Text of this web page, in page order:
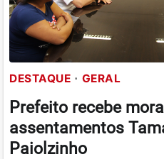
DESTAQUE GERAL
Prefeito recebe
assentamentos
Paiolzinho